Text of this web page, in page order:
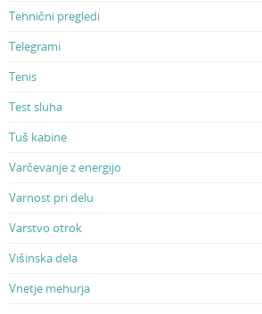
Tehnični pregledi
Telegrami
Tenis
Test sluha
Tuš kabine
Varčevanje z energijo
Varnost pri delu
Varstvo otrok
Višinska dela
Vnetje mehurja